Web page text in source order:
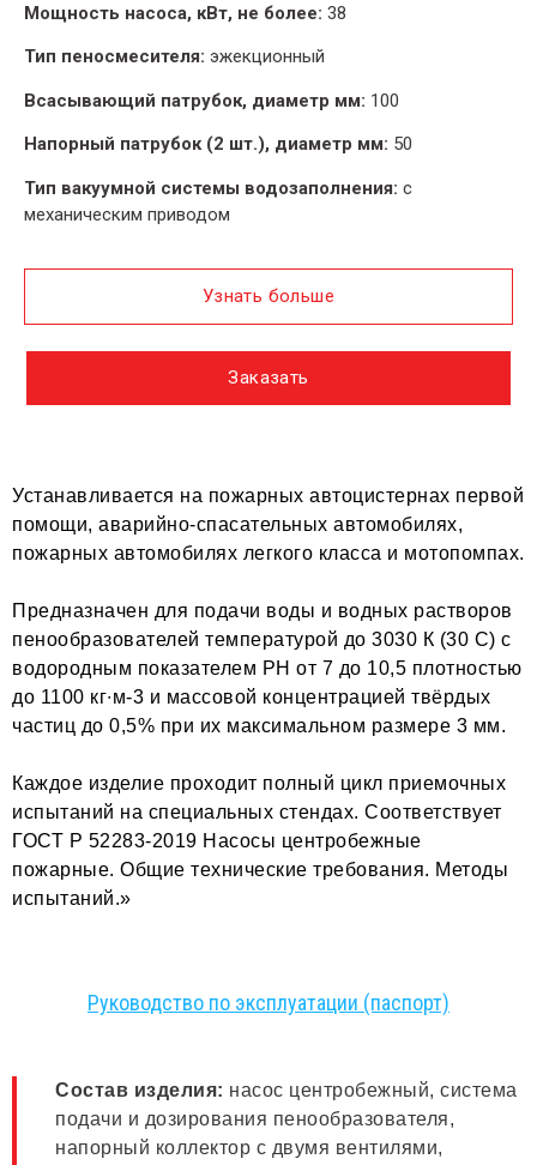
Мощность насоса, кВт, не более: 38
Тип пеносмесителя: эжекционный
Всасывающий патрубок, диаметр мм: 100
Напорный патрубок (2 шт.), диаметр мм: 50
Тип вакуумной системы водозаполнения: с
механическим приводом
Узнать больше
Заказать
Устанавливается на пожарных автоцистернах первой
помощи, аварийно-спасательных автомобилях,
пожарных автомобилях легкого класса и мотопомпах.
Предназначен для подачи воды и водных растворов
пенообразователей температурой до 3030 К (30 С) с
водородным показателем РН от 7 до 10,5 плотностью
до 1100 кг∙м-3 и массовой концентрацией твёрдых
частиц до 0,5% при их максимальном размере 3 мм.
Каждое изделие проходит полный цикл приемочных
испытаний на специальных стендах. Соответствует
ГОСТ Р 52283-2019 Насосы центробежные
пожарные. Общие технические требования. Методы
испытаний.»
Руководство по эксплуатации (паспорт)
Состав изделия: насос центробежный, система
подачи и дозирования пенообразователя,
напорный коллектор с двумя вентилями,